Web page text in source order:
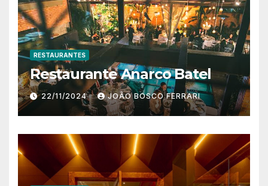
RESTAURANTES
Restaurante Anarco Batel
22/11/2024 JOÃO BOSCO FERRARI